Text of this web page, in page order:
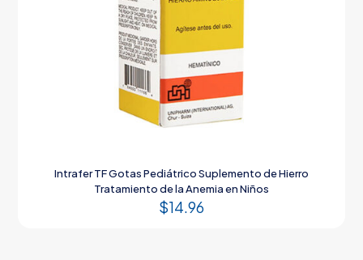
Intrafer TF Gotas Pediátrico Suplemento de Hierro
Tratamiento de la Anemia en Niños
$14.96